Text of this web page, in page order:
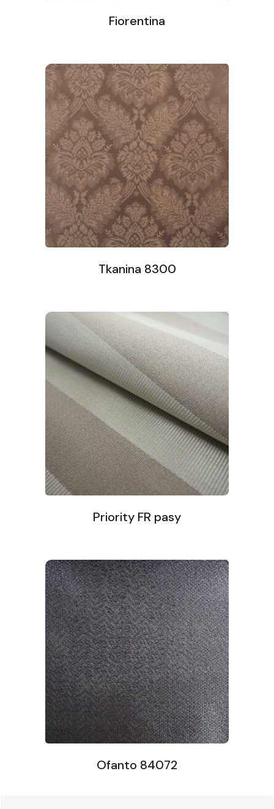
Fiorentina
Tkanina 8300
Priority FR pasy
Ofanto 84072